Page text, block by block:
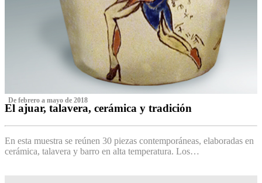
‌ De febrero a mayo de 2018
El ajuar, talavera, cerámica y tradición
En esta muestra se reúnen 30 piezas contemporáneas, elaboradas en
cerámica, talavera y barro en alta temperatura. Los…